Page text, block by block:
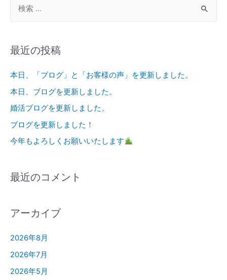
最近の投稿
本日、「ブログ」と「お客様の声」を更新しました。
本日、ブログを更新しました。
婚活ブログを更新しました。
ブログを更新しました！
今年もよろしくお願いいたします
最近のコメント
アーカイブ
2026年8月
2026年7月
2026年5月